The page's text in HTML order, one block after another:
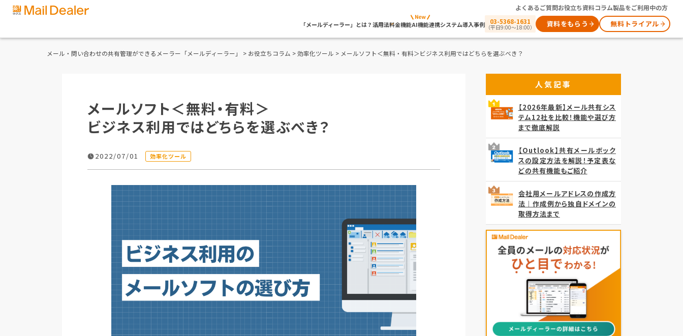
よくあるご質問お役立ち資料コラム製品をご利用中の方
「メールディーラー」とは？活用法料金機能AI機能連携システム導入事例 03-5368-1631
（平日9:00～18:00） 資料をもらう 無料トライアル
メール・問い合わせの共有管理ができるメーラー「メールディーラー」 > お役立ちコラム >効率化ツール > メールソフト＜無料・有料＞ビジネス利用ではどちらを選ぶべき？
メールソフト＜無料・有料＞
ビジネス利用ではどちらを選ぶべき？
2022/07/01 効率化ツール
人気記事
【2026年最新】メール共有シス
テム12社を比較！機能や選び方
まで徹底解説
【Outlook】共有メールボック
スの設定方法を解説！予定表な
どの共有機能もご紹介
会社用メールアドレスの作成方
法｜作成例から独自ドメインの
取得方法まで